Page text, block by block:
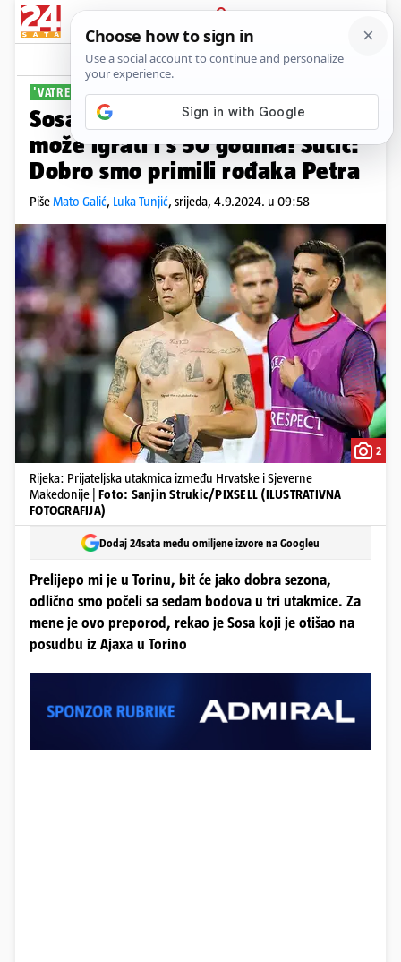
PRIJAVA
Sport Komentari
'VATRENI' UOČI PORTUGALA
Sosa: Cristiano je kao Modrić,
može igrati i s 50 godina! Sučić:
Dobro smo primili rođaka Petra
PišeMato Galić, Luka Tunjić, srijeda, 4.9.2024. u 09:58
2
Rijeka: Prijateljska utakmica između Hrvatske i Sjeverne
Makedonije | Foto: Sanjin Strukic/PIXSELL (ILUSTRATIVNA
FOTOGRAFIJA)
Dodaj 24sata među omiljene izvore na Googleu
Prelijepo mi je u Torinu, bit će jako dobra sezona,
odlično smo počeli sa sedam bodova u tri utakmice. Za
mene je ovo preporod, rekao je Sosa koji je otišao na
posudbu iz Ajaxa u Torino